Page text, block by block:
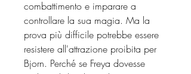
combattimento e imparare a
controllare la sua magia. Ma la
prova più difficile potrebbe essere
resistere all'attrazione proibita per
Bjorn. Perché se Freya dovesse